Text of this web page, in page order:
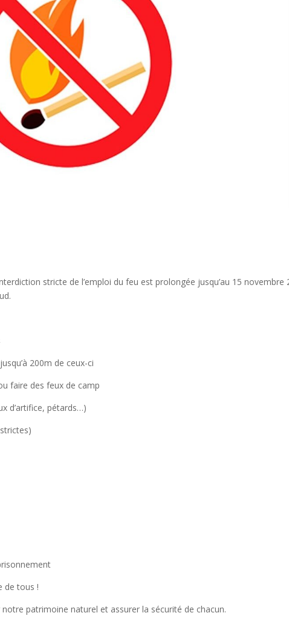
stricte de l’emploi du feu est prolongée jusqu’au 15 novembre
200m de ceux-ci
faire des feux de camp
d’artifice, pétards…)
de tous !
patrimoine naturel et assurer la sécurité de chacun.